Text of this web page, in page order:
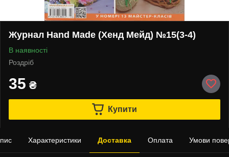
Журнал Hand Made (Хенд Мейд) №15(3-4)
В наявності
Роздріб
35 ₴
Купити
Характеристики Доставка Оплата Умови